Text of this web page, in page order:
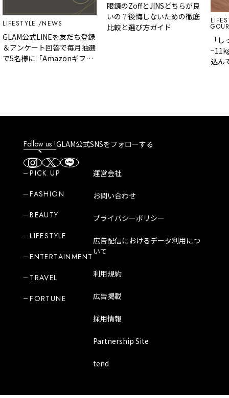
NEWS
公式LINEを友だち登録
アンケート回答で毎月抽選
5名様に「Amazonギフト
眼鏡のZoffとJINSどちらが良
いの？後悔しないための徹底
比較と選び方ガイド
「し
込ん
Follow us !GLAM公式SNSをフォローする
PICK UP
FASHION
BEAUTY
LIFESTYLE
ENTERTAINMENT
TRAVEL
FORTUNE
運営会社
お問い合わせ
プライバシーポリシー
広告配信におけるデータ利用につ
いて
利用規約
広告掲載
採用情報
Partnership Site
tend